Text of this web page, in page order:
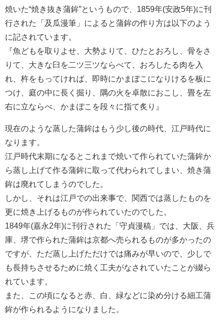
焼いた“焼き抜き蒲鉾”というもので、1859年(安政5年)に刊
行された「及瓜漫筆」によると蒲鉾の作り方は以下のよう
に記されています。
『魚どもを取りよせ、大勢よりて、ひたとおろし、骨をさ
りて、大きな臼を二ツ三ツならべて、おろしたる肉を入
れ、杵をもってければ、即時にかまぼこになりけるを板に
つけ、庭の中に長く掘り、隅の火を卓散におこし、畳を左
右に立ならべ、かまぼこを段々に指て炙り』
現在のような蒸した蒲鉾はもう少し後の時代、江戸時代に
なります。
江戸時代末期になるとこれまで焼いて作られていた蒲鉾か
ら蒸し上げて作る蒲鉾に取って代わられてしまい、焼き蒲
鉾は廃れてしまうのでした。
しかし、それは江戸での出来事で、関西では蒸したものを
更に焼き上げるものが作られていたのでした。
1849年(嘉永2年)に刊行された「守貞漫稿」では、大阪、兵
庫、堺で作られた蒲鉾は京都へ売られるものが多かったの
ですが、ただ蒸し上げただけでは痛みが早いので、少しで
も長持ちさせるために焼く工夫がなされていたことが綴ら
れています。
また、この頃になると赤、白、緑などに染め分ける細工蒲
鉾が作られるようになりました。